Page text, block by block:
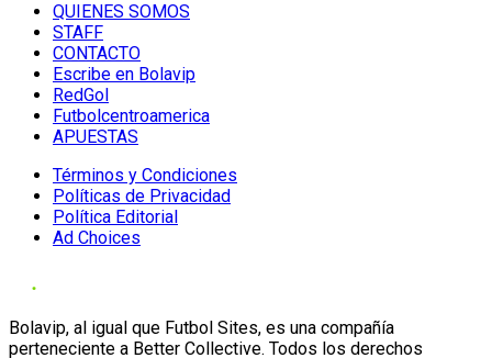
QUIENES SOMOS
STAFF
CONTACTO
Escribe en Bolavip
RedGol
Futbolcentroamerica
APUESTAS
Términos y Condiciones
Políticas de Privacidad
Política Editorial
Ad Choices
Bolavip, al igual que Futbol Sites, es una compañía
perteneciente a Better Collective. Todos los derechos